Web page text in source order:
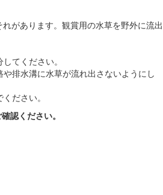
があります。観賞用の水草を野外に流出
てください。
排水溝に水草が流れ出さないようにし
ださい。
認ください。